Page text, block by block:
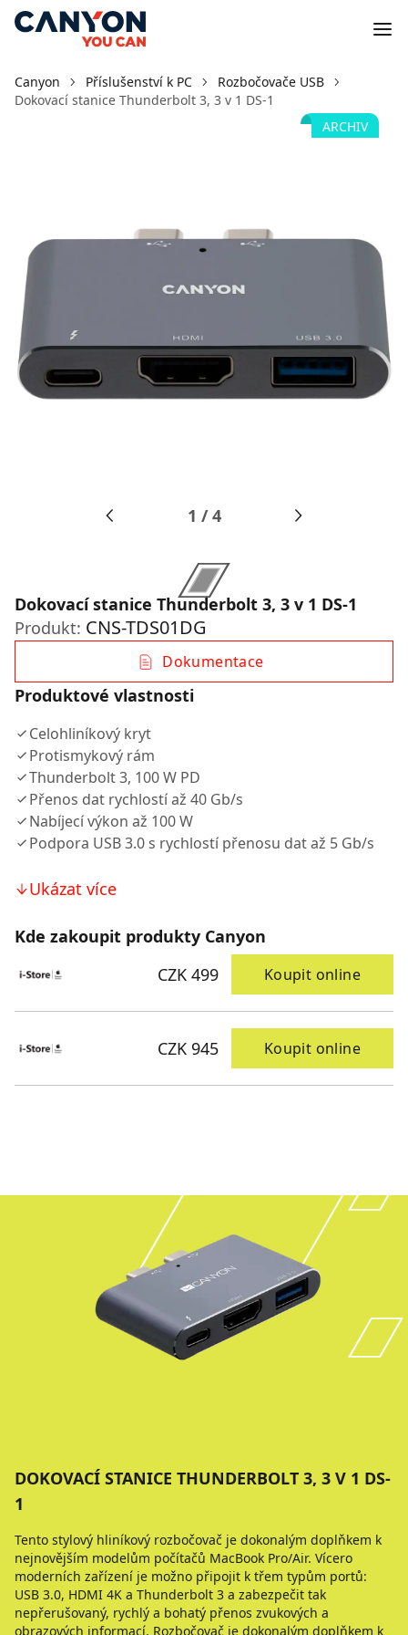
Canyon Příslušenství k PC
Rozbočovače USB
Dokovací stanice Thunderbolt 3, 3 v 1 DS-1
ARCHIV
1 /4
Dokovací stanice Thunderbolt 3, 3 v 1 DS-1
Produkt: CNS-TDS01DG
Dokumentace
Produktové vlastnosti
Celohliníkový kryt
Protismykový rám
Thunderbolt 3, 100 W PD
Přenos dat rychlostí až 40 Gb/s
Nabíjecí výkon až 100 W
Podpora USB 3.0 s rychlostí přenosu dat až 5 Gb/s
Ukázat více
Kde zakoupit produkty Canyon
CZK 499
Koupit online
CZK 945 Koupit online
DOKOVACÍ STANICE THUNDERBOLT 3, 3 V 1 DS-
1
Tento stylový hliníkový rozbočovač je dokonalým doplňkem k
nejnovějším modelům počítačů MacBook Pro/Air. Vícero
moderních zařízení je možno připojit k třem typům portů:
USB 3.0, HDMI 4K a Thunderbolt 3 a zabezpečit tak
nepřerušovaný, rychlý a bohatý přenos zvukových a
obrazových informací. Rozbočovač je dokonalým doplňkem k